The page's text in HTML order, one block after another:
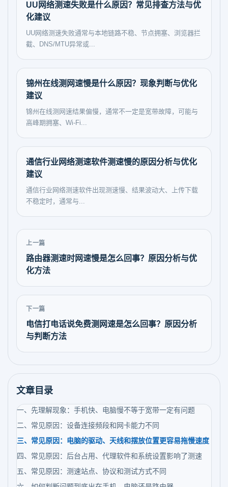
UU网络测速失败是什么原因？常见排查方法与优
化建议
UU网络测速失败通常与本地链路不稳、节点拥塞、浏览器拦
截、DNS/MTU异常或...
锦州在线测网速慢是什么原因？现象判断与优化
建议
锦州在线测网速结果偏慢，通常不一定是宽带故障，可能与
高峰期拥塞、Wi-Fi...
通信行业网络测速软件测速慢的原因分析与优化
建议
通信行业网络测速软件出现测速慢、结果波动大、上传下载
不稳定时，通常与...
上一篇
路由器测速时网速慢是怎么回事？原因分析与优
化方法
下一篇
电信打电话说免费测网速是怎么回事？原因分析
与判断方法
文章目录
一、先理解现象：手机快、电脑慢不等于宽带一定有问题
二、常见原因：设备连接频段和网卡能力不同
三、常见原因：电脑的驱动、天线和摆放位置更容易拖慢速度
四、常见原因：后台占用、代理软件和系统设置影响了测速
五、常见原因：测速站点、协议和测试方式不同